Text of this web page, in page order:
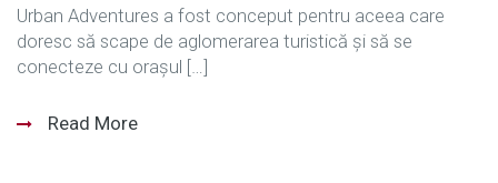
Urban Adventures a fost conceput pentru aceea care
doresc să scape de aglomerarea turistică și să se
conecteze cu orașul […]
Read More